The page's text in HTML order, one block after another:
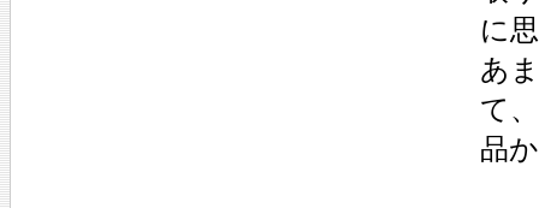
に
あ
て
品